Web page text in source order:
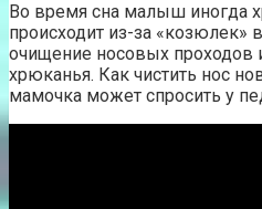
Во время сна малыш иногда
происходит из-за «козюлек»
очищение носовых проходов
хрюканья. Как чистить нос
мамочка может спросить у